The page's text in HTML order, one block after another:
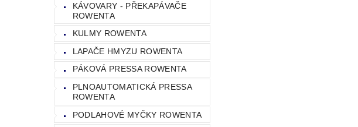
KÁVOVARY - PŘEKAPÁVAČE
ROWENTA
KULMY ROWENTA
LAPAČE HMYZU ROWENTA
PÁKOVÁ PRESSA ROWENTA
PLNOAUTOMATICKÁ PRESSA
ROWENTA
PODLAHOVÉ MYČKY ROWENTA